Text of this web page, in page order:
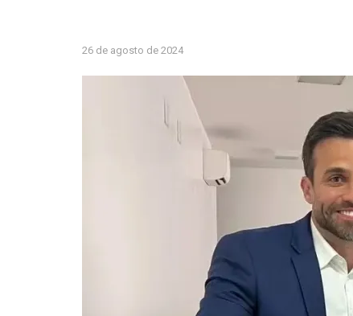
26 de agosto de 2024